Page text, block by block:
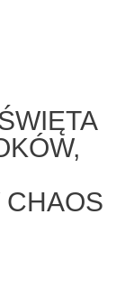
CHAOS